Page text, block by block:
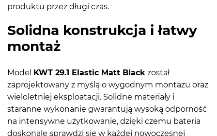
produktu przez długi czas.
Solidna konstrukcja i łatwy
montaż
Model KWT 29.1 Elastic Matt Black został
zaprojektowany z myślą o wygodnym montażu oraz
wieloletniej eksploatacji. Solidne materiały i
staranne wykonanie gwarantują wysoką odporność
na intensywne użytkowanie, dzięki czemu bateria
doskonale sprawdzi się w każdej nowoczesnej